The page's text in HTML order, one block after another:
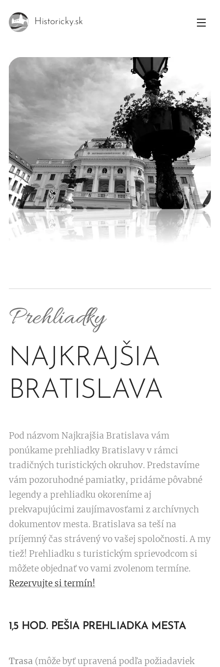
Historicky.sk
Prehliadky
NAJKRAJŠIA
BRATISLAVA
Pod názvom Najkrajšia Bratislava vám
ponúkame prehliadky Bratislavy v rámci
tradičných turistických okruhov. Predstavíme
vám pozoruhodné pamiatky, pridáme pôvabné
legendy a prehliadku okoreníme aj
prekvapujúcimi zaujímavosťami z archívnych
dokumentov mesta. Bratislava sa teší na
príjemný čas strávený vo vašej spoločnosti. A my
tiež! Prehliadku s turistickým sprievodcom si
môžete objednať vo vami zvolenom termíne.
Rezervujte si termín!
1,5 HOD. PEŠIA PREHLIADKA MESTA
Trasa (môže byť upravená podľa požiadaviek